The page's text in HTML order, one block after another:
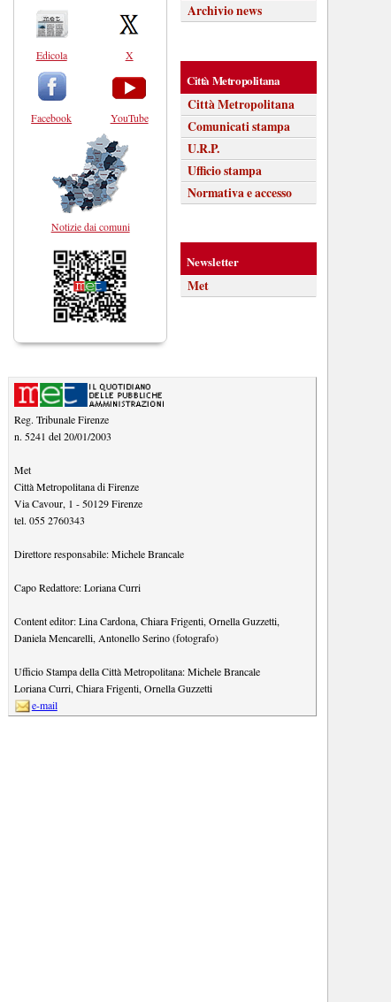
Edicola
Facebook
X
YouTube
Notizie dai comuni
Archivio news
Città Metropolitana
Città Metropolitana
Comunicati stampa
U.R.P.
Ufficio stampa
Normativa e accesso
Newsletter
Met
Reg. Tribunale Firenze
n. 5241 del 20/01/2003
Met
Città Metropolitana di Firenze
Via Cavour, 1 - 50129 Firenze
tel. 055 2760343
Direttore responsabile:Michele Brancale
Capo Redattore:Loriana Curri
Content editor:Lina Cardona, Chiara Frigenti, Ornella Guzzetti,
Daniela Mencarelli, Antonello Serino (fotografo)
Ufficio Stampa della Città Metropolitana:Michele Brancale
Loriana Curri, Chiara Frigenti, Ornella Guzzetti
e-mail